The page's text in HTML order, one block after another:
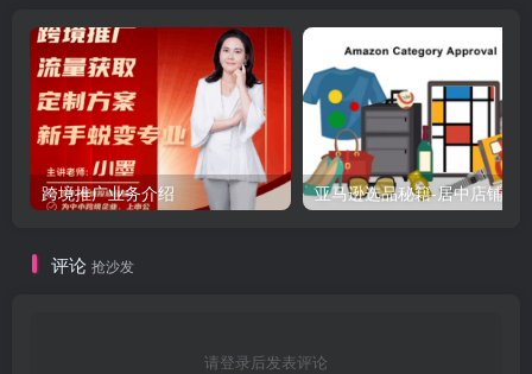
跨境推广业务介绍
评论 抢沙发
请登录后发表评论